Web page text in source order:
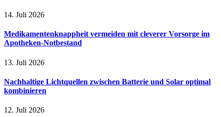
14. Juli 2026
Medikamentenknappheit vermeiden mit cleverer Vorsorge im
Apotheken-Notbestand
13. Juli 2026
Nachhaltige Lichtquellen zwischen Batterie und Solar optimal
kombinieren
12. Juli 2026